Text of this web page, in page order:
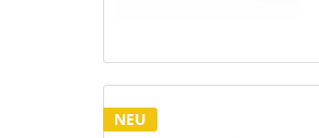
NEU